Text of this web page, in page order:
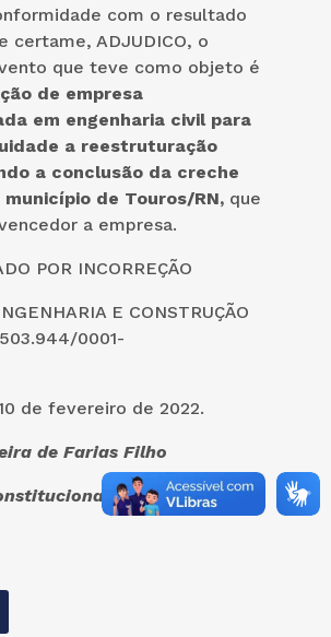
com o resultado
certame, ADJUDICO, o
que teve como objeto é
de empresa
em engenharia civil para
a reestruturação
a conclusão da creche
de Touros/RN, que
a empresa.
POR INCORREÇÃO
E CONSTRUÇÃO
0001-
de fevereiro de 2022.
de Farias Filho